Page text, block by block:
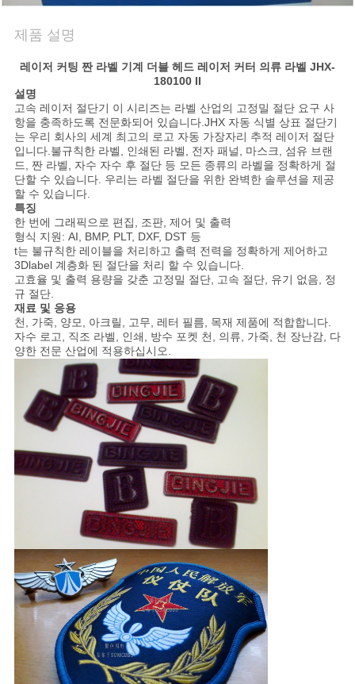
기
뉴
스
지
금
얘
기
해
COMPANY
NEWS
SITEMAP
PRIVACY
POLICY
제품 설명
레이저 커팅 짠 라벨 기계 더블 헤드 레이저 커터 의류 라벨 JHX-
180100 II
설명
고속 레이저 절단기 이 시리즈는 라벨 산업의 고정밀 절단 요구 사
항을 충족하도록 전문화되어 있습니다.JHX 자동 식별 상표 절단기
는 우리 회사의 세계 최고의 로고 자동 가장자리 추적 레이저 절단
입니다.불규칙한 라벨, 인쇄된 라벨, 전자 패널, 마스크, 섬유 브랜
드, 짠 라벨, 자수 자수 후 절단 등 모든 종류의 라벨을 정확하게 절
단할 수 있습니다. 우리는 라벨 절단을 위한 완벽한 솔루션을 제공
할 수 있습니다.
특징
한 번에 그래픽으로 편집, 조판, 제어 및 출력
형식 지원: AI, BMP, PLT, DXF, DST 등
t는 불규칙한 레이블을 처리하고 출력 전력을 정확하게 제어하고
3Dlabel 계층화 된 절단을 처리 할 수 ​​있습니다.
고효율 및 출력 용량을 갖춘 고정밀 절단, 고속 절단, 유기 없음, 정
규 절단.
재료 및 응용
천, 가죽, 양모, 아크릴, 고무, 레터 필름, 목재 제품에 적합합니다.
자수 로고, 직조 라벨, 인쇄, 방수 포켓 천, 의류, 가죽, 천 장난감, 다
양한 전문 산업에 적용하십시오.